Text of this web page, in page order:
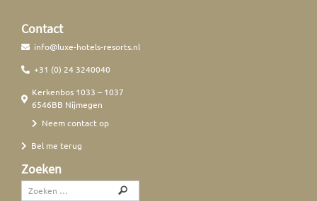
Contact
info@luxe-hotels-resorts.nl
+31 (0) 24 3240040
Kerkenbos 1033 – 1037
6546BB Nijmegen
Neem contact op
Bel me terug
Zoeken